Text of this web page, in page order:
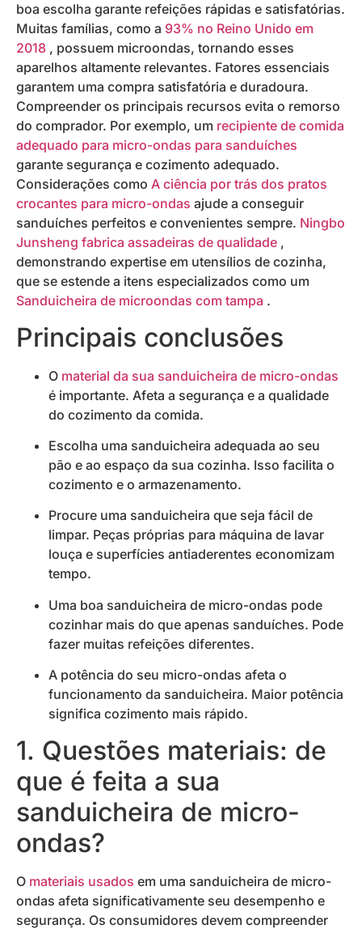
boa escolha garante refeições rápidas e satisfatórias.
Muitas famílias, como a 93% no Reino Unido em
2018 , possuem microondas, tornando esses
aparelhos altamente relevantes. Fatores essenciais
garantem uma compra satisfatória e duradoura.
Compreender os principais recursos evita o remorso
do comprador. Por exemplo, um recipiente de comida
adequado para micro-ondas para sanduíches
garante segurança e cozimento adequado.
Considerações como A ciência por trás dos pratos
crocantes para micro-ondas ajude a conseguir
sanduíches perfeitos e convenientes sempre. Ningbo
Junsheng fabrica assadeiras de qualidade ,
demonstrando expertise em utensílios de cozinha,
que se estende a itens especializados como um
Sanduicheira de microondas com tampa .
Principais conclusões
O material da sua sanduicheira de micro-ondas
é importante. Afeta a segurança e a qualidade
do cozimento da comida.
Escolha uma sanduicheira adequada ao seu
pão e ao espaço da sua cozinha. Isso facilita o
cozimento e o armazenamento.
Procure uma sanduicheira que seja fácil de
limpar. Peças próprias para máquina de lavar
louça e superfícies antiaderentes economizam
tempo.
Uma boa sanduicheira de micro-ondas pode
cozinhar mais do que apenas sanduíches. Pode
fazer muitas refeições diferentes.
A potência do seu micro-ondas afeta o
funcionamento da sanduicheira. Maior potência
significa cozimento mais rápido.
1. Questões materiais: de
que é feita a sua
sanduicheira de micro-
ondas?
O materiais usados em uma sanduicheira de micro-
ondas afeta significativamente seu desempenho e
segurança. Os consumidores devem compreender